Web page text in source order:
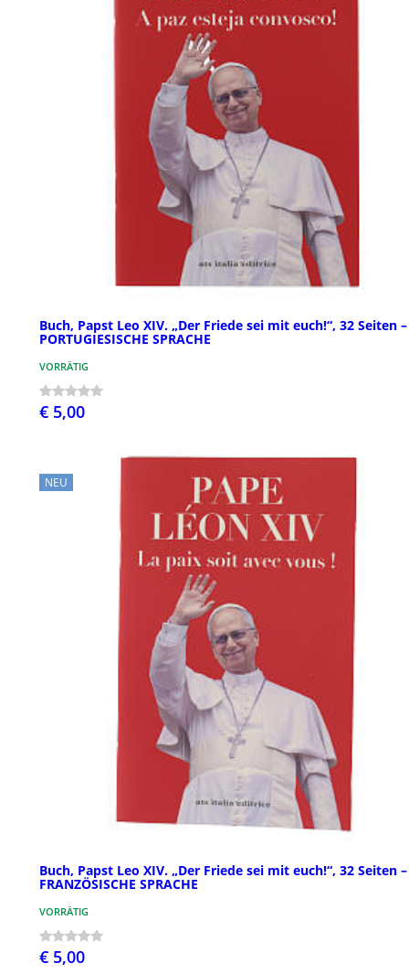
Buch, Papst Leo XIV. „Der Friede sei mit euch!“, 32 Seiten –
PORTUGIESISCHE SPRACHE
VORRÄTIG
€ 5,00
NEU
Buch, Papst Leo XIV. „Der Friede sei mit euch!“, 32 Seiten –
FRANZÖSISCHE SPRACHE
VORRÄTIG
€ 5,00